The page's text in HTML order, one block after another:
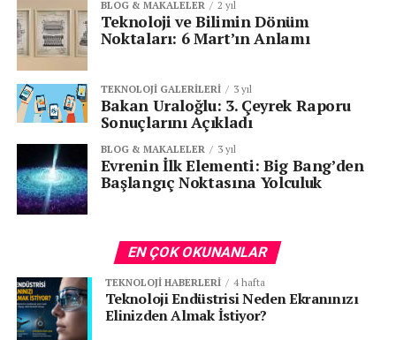
üzerinde fiziki katılımcıyla rekor bir katılım bekleniyor.
Senin reaksiyonun hangisi?
KATEGORİLER: |Yapay Zeka Haberleri
ETIKETLER: TEKNOLOJI YAPAY ZEKA ZIRVE
BLOG & MAKALELER 2 yıl
Teknoloji ve Bilimin Dönüm
Noktaları: 6 Mart’ın Anlamı
TEKNOLOJI GALERILERI 3 yıl
Bakan Uraloğlu: 3. Çeyrek Raporu
Sonuçlarını Açıkladı
BLOG & MAKALELER 3 yıl
Evrenin İlk Elementi: Big Bang’den
Başlangıç Noktasına Yolculuk
EN ÇOK OKUNANLAR
TEKNOLOJI HABERLERI 4 hafta
Teknoloji Endüstrisi Neden Ekranınızı
Elinizden Almak İstiyor?